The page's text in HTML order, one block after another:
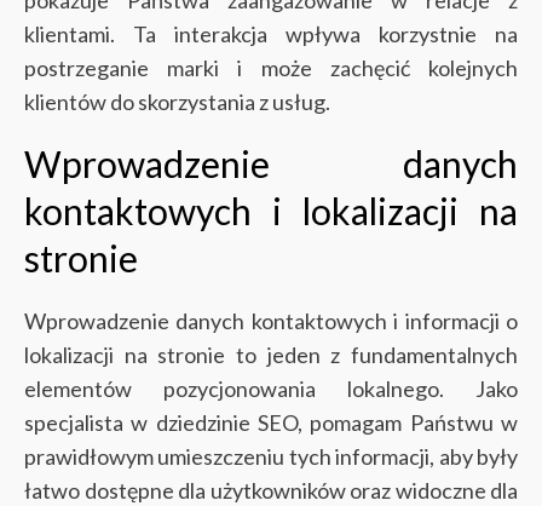
klientami. Ta interakcja wpływa korzystnie na
postrzeganie marki i może zachęcić kolejnych
klientów do skorzystania z usług.
Wprowadzenie danych
kontaktowych i lokalizacji na
stronie
Wprowadzenie danych kontaktowych i informacji o
lokalizacji na stronie to jeden z fundamentalnych
elementów pozycjonowania lokalnego. Jako
specjalista w dziedzinie SEO, pomagam Państwu w
prawidłowym umieszczeniu tych informacji, aby były
łatwo dostępne dla użytkowników oraz widoczne dla